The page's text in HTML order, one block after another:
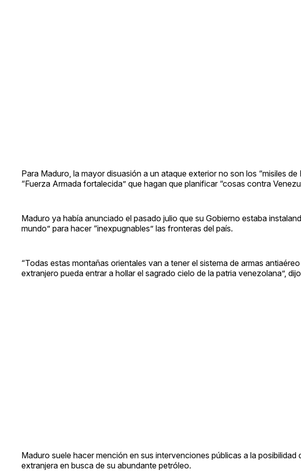
Para Maduro, la mayor disuasión a un ataque exterior no son los “misiles
“Fuerza Armada fortalecida” que hagan que planificar “cosas contra
Maduro ya había anunciado el pasado julio que su Gobierno estaba
mundo” para hacer “inexpugnables” las fronteras del país.
“Todas estas montañas orientales van a tener el sistema de armas
extranjero pueda entrar a hollar el sagrado cielo de la patria venezolana”,
Maduro suele hacer mención en sus intervenciones públicas a la
extranjera en busca de su abundante petróleo.